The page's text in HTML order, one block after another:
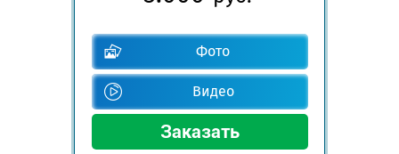
Фото
Видео